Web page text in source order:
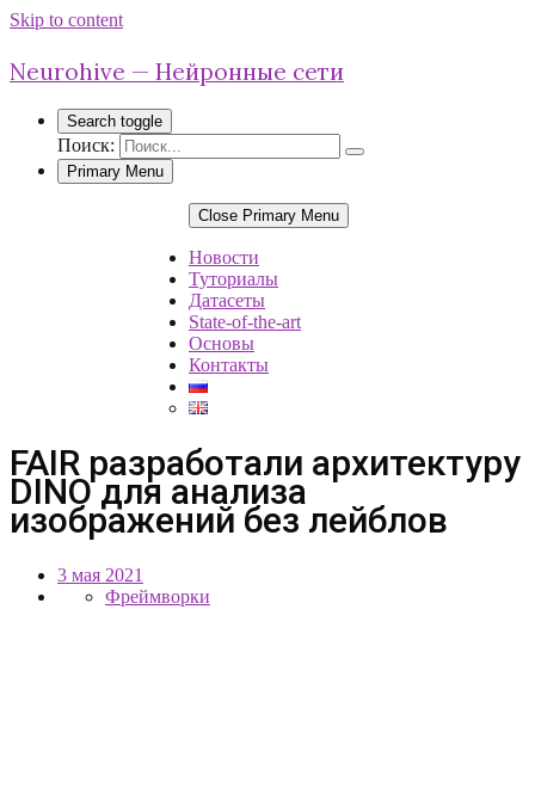
Skip to content
Neurohive — Нейронные сети
Search toggle
Поиск:
Primary Menu
Close Primary Menu
Новости
Туториалы
Датасеты
State-of-the-art
Основы
Контакты
FAIR разработали архитектуру
DINO для анализа
изображений без лейблов
3 мая 2021
Фреймворки